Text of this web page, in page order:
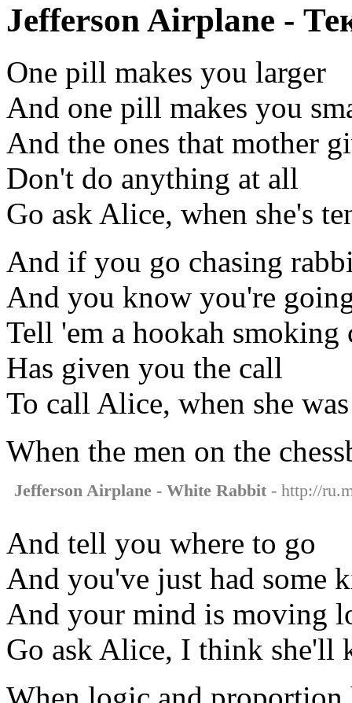
Jefferson Airplane -
One pill makes you larger
And one pill makes you
And the ones that mother
Don't do anything at all
Go ask Alice, when she's
And if you go chasing
And you know you're
Tell 'em a hookah smoking
Has given you the call
To call Alice, when she
When the men on the
Jefferson Airplane - White Rabbit - http://
And tell you where to go
And you've just had some
And your mind is moving
Go ask Alice, I think she'll